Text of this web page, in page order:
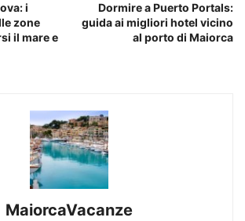
i
zone
il mare e
Dormire a Puerto Portals:
guida ai migliori hotel vicino
al porto di Maiorca
MaiorcaVacanze